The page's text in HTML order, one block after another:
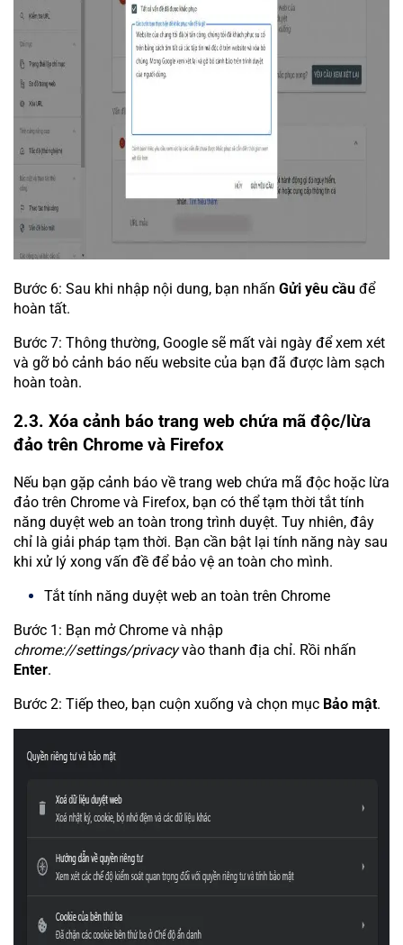
Bước 6: Sau khi nhập nội dung, bạn nhấn Gửi yêu cầu để
hoàn tất.
Bước 7: Thông thường, Google sẽ mất vài ngày để xem xét
và gỡ bỏ cảnh báo nếu website của bạn đã được làm sạch
hoàn toàn.
2.3. Xóa cảnh báo trang web chứa mã độc/lừa
đảo trên Chrome và Firefox
Nếu bạn gặp cảnh báo về trang web chứa mã độc hoặc lừa
đảo trên Chrome và Firefox, bạn có thể tạm thời tắt tính
năng duyệt web an toàn trong trình duyệt. Tuy nhiên, đây
chỉ là giải pháp tạm thời. Bạn cần bật lại tính năng này sau
khi xử lý xong vấn đề để bảo vệ an toàn cho mình.
Tắt tính năng duyệt web an toàn trên Chrome
Bước 1: Bạn mở Chrome và nhập
chrome://settings/privacyvào thanh địa chỉ. Rồi nhấn
Enter.
Bước 2: Tiếp theo, bạn cuộn xuống và chọn mục Bảo mật.